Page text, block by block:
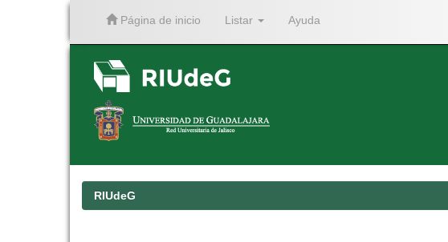
Página de inicio Listar Ayuda
RIUdeG